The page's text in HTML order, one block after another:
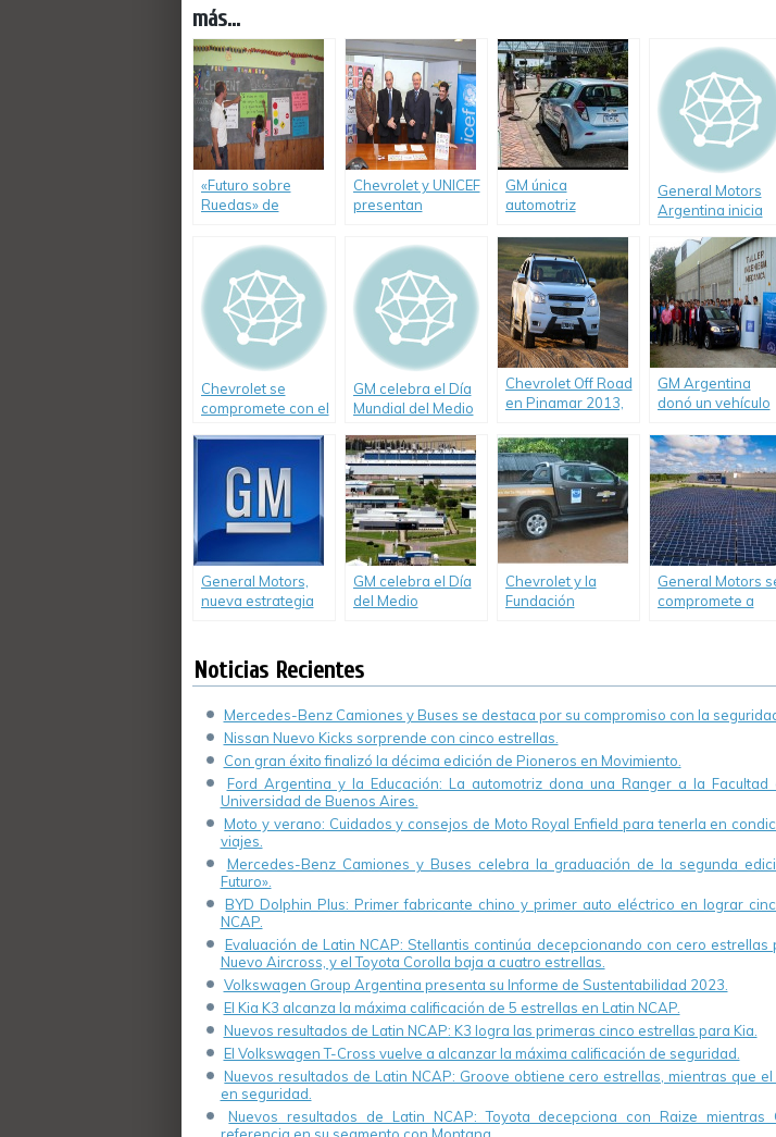
más...
«Futuro sobre
Ruedas» de
a más de 4.400
chicos en 2012.
Chevrolet y UNICEF
presentan
Ruedas, un
porvenir en
marcha».
GM única
automotriz
incluida en el Índice
Dow Jones de
Sustentabilidad
General Motors
Argentina inicia
vehículos a
Instituciones
Educativas del
Chevrolet se
compromete con el
GM celebra el Día
Mundial del Medio
Chevrolet Off Road
en Pinamar 2013,
clínicas de manejo
en el Parador «El
Límite».
GM Argentina
donó un vehículo
educativo a la
Universidad
Nacional de
Rosario.
General Motors,
nueva estrategia
GM celebra el Día
del Medio
Chevrolet y la
Fundación
Argentina”
General Motors
compromete a
Noticias Recientes
Mercedes-Benz Camiones y Buses se destaca por su compromiso con la
Nissan Nuevo Kicks sorprende con cinco estrellas.
Con gran éxito finalizó la décima edición de Pioneros en Movimiento.
Ford Argentina y la Educación: La automotriz dona una Ranger a la
Universidad de Buenos Aires.
Moto y verano: Cuidados y consejos de Moto Royal Enfield para tenerla en
viajes.
Mercedes-Benz Camiones y Buses celebra la graduación de la segunda
Futuro».
BYD Dolphin Plus: Primer fabricante chino y primer auto eléctrico en lograr
NCAP.
Evaluación de Latin NCAP: Stellantis continúa decepcionando con cero estrellas
Nuevo Aircross, y el Toyota Corolla baja a cuatro estrellas.
Volkswagen Group Argentina presenta su Informe de Sustentabilidad 2023.
El Kia K3 alcanza la máxima calificación de 5 estrellas en Latin NCAP.
Nuevos resultados de Latin NCAP: K3 logra las primeras cinco estrellas para Kia.
El Volkswagen T-Cross vuelve a alcanzar la máxima calificación de seguridad.
Nuevos resultados de Latin NCAP: Groove obtiene cero estrellas, mientras que
en seguridad.
Nuevos resultados de Latin NCAP: Toyota decepciona con Raize mientras